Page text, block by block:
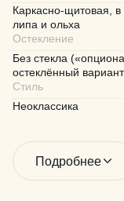
Каркасно-щитовая,
липа и ольха
Остекление
Без стекла
остеклённый
Стиль
Неоклассика
Подробнее